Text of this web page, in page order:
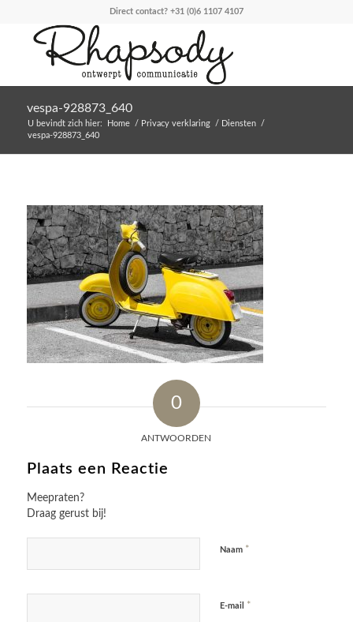
Direct contact? +31 (0)6 1107 4107
vespa-928873_640
U bevindt zich hier: Home / Privacy verklaring / Diensten
/
vespa-928873_640
0
ANTWOORDEN
Plaats een Reactie
Meepraten?
Draag gerust bij!
Naam *
E-mail *